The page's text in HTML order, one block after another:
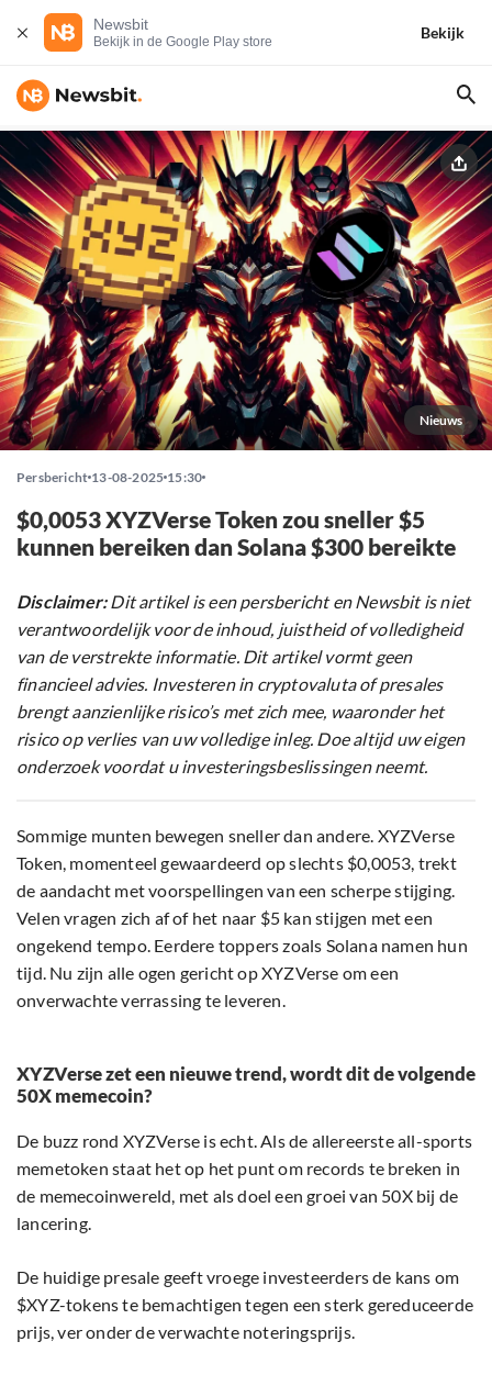
Newsbit
Bekijk in de Google Play store
Bekijk
Nieuws
Persbericht 13-08-2025 15:30
$0,0053 XYZVerse Token zou sneller $5
kunnen bereiken dan Solana $300 bereikte
Disclaimer:Dit artikel is een persbericht en Newsbit is niet
verantwoordelijk voor de inhoud, juistheid of volledigheid
van de verstrekte informatie. Dit artikel vormt geen
financieel advies. Investeren in cryptovaluta of presales
brengt aanzienlijke risico’s met zich mee, waaronder het
risico op verlies van uw volledige inleg. Doe altijd uw eigen
onderzoek voordat u investeringsbeslissingen neemt.
Sommige munten bewegen sneller dan andere. XYZVerse
Token, momenteel gewaardeerd op slechts $0,0053, trekt
de aandacht met voorspellingen van een scherpe stijging.
Velen vragen zich af of het naar $5 kan stijgen met een
ongekend tempo. Eerdere toppers zoals Solana namen hun
tijd. Nu zijn alle ogen gericht op XYZVerse om een
onverwachte verrassing te leveren.
XYZVerse zet een nieuwe trend, wordt dit de volgende
50X memecoin?
De buzz rond XYZVerse is echt. Als de allereerste all-sports
memetoken staat het op het punt om records te breken in
de memecoinwereld, met als doel een groei van 50X bij de
lancering.
De huidige presale geeft vroege investeerders de kans om
$XYZ-tokens te bemachtigen tegen een sterk gereduceerde
prijs, ver onder de verwachte noteringsprijs.